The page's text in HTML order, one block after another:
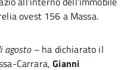
ovest 156 a Massa.
agosto – ha dichiarato il
Carrara,Gianni